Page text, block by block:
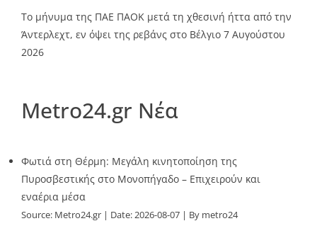
Το μήνυμα της ΠΑΕ ΠΑΟΚ μετά τη χθεσινή ήττα από την
Άντερλεχτ, εν όψει της ρεβάνς στο Βέλγιο 7 Αυγούστου
2026
Metro24.gr Νέα
Φωτιά στη Θέρμη: Μεγάλη κινητοποίηση της
Πυροσβεστικής στο Μονοπήγαδο – Επιχειρούν και
εναέρια μέσα
Source: Metro24.gr Date: 2026-08-07 By metro24